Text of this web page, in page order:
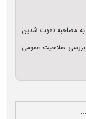
به مصاحبه دعوت شدین
بررسی صلاحیت عمومی